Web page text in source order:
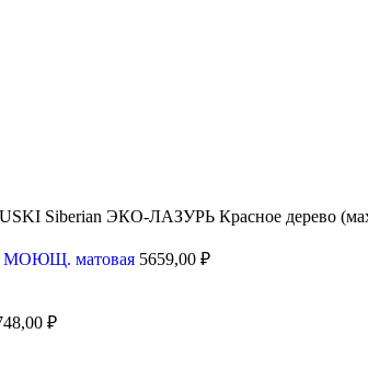
Siberian ЭКО-ЛАЗУРЬ Красное дерево
МОЮЩ. матовая 5659,00 ₽
₽